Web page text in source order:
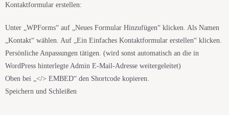
Kontaktformular erstellen:
Unter „WPForms“ auf „Neues Formular Hinzufügen“ klicken. Als Namen
„Kontakt“ wählen. Auf „Ein Einfaches Kontaktformular erstellen“ klicken.
Persönliche Anpassungen tätigen. (wird sonst automatisch an die in
WordPress hinterlegte Admin E-Mail-Adresse weitergeleitet)
Oben bei „</> EMBED“ den Shortcode kopieren.
Speichern und Schleißen